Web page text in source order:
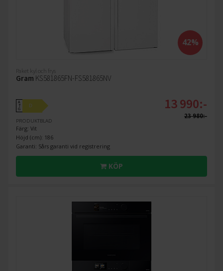
42%
Paket kyl och frys
Gram KS581865FN-FS581865NV
A
↑
G
D
PRODUKTBLAD
Färg: Vit
Höjd (cm): 186
Garanti: 5års garanti vid registrering
13 990:-
23 980:-
KÖP